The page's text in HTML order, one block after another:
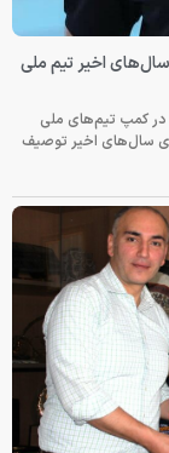
اخیر تیم ملی
در کمپ تیم‌های ملی
سال‌های اخیر توصیف